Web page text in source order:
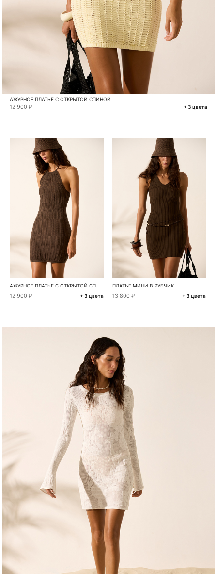
АЖУРНОЕ ПЛАТЬЕ С ОТКРЫТОЙ СПИНОЙ
12 900 ₽ + 3 цвета
АЖУРНОЕ ПЛАТЬЕ С ОТКРЫТОЙ СПИНОЙ
12 900 ₽ + 3 цвета
ПЛАТЬЕ МИНИ В РУБЧИК
13 800 ₽ + 3 цвета